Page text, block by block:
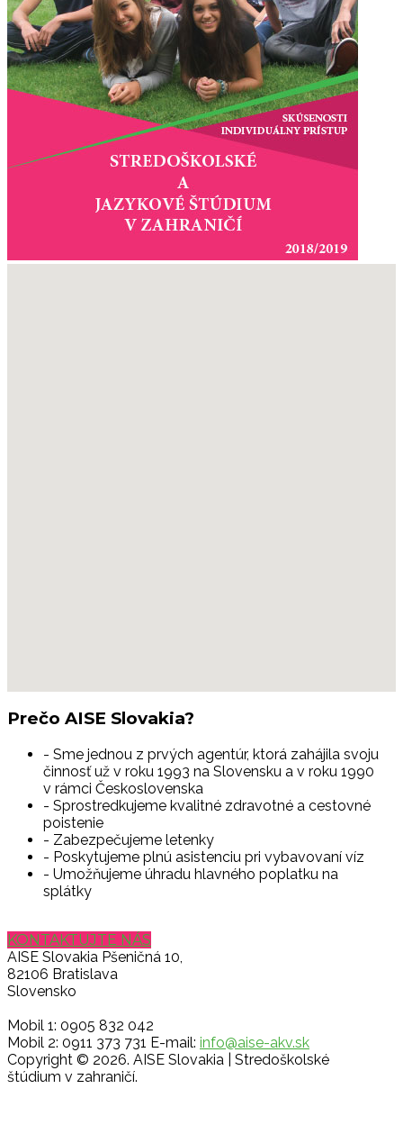
Prečo AISE Slovakia?
- Sme jednou z prvých agentúr, ktorá zahájila svoju
činnosť už v roku 1993 na Slovensku a v roku 1990
v rámci Československa
- Sprostredkujeme kvalitné zdravotné a cestovné
poistenie
- Zabezpečujeme letenky
- Poskytujeme plnú asistenciu pri vybavovaní víz
- Umožňujeme úhradu hlavného poplatku na
splátky
KONTAKTUJTE NÁS
AISE Slovakia Pšeničná 10,
82106 Bratislava
Slovensko
Mobil 1: 0905 832 042
Mobil 2: 0911 373 731 E-mail: info@aise-akv.sk
Copyright © 2026. AISE Slovakia | Stredoškolské
štúdium v zahraničí.